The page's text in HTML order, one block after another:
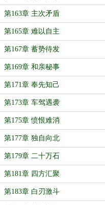
第163章 主次矛盾
第165章 难以自主
第167章 蓄势待发
第169章 和亲秘事
第171章 奉先知己
第173章 车驾遇袭
第175章 愤恨难消
第177章 独自向北
第179章 二十万石
第181章 四方汇聚
第183章 白刃激斗